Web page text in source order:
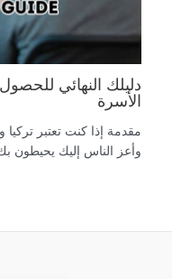
دليلك النهائي
الأسرة
مقدمة إذا كنت تعتبر
وأعز الناس إليك يحيطون